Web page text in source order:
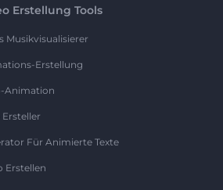
Erstellung Tools
Musikvisualisierer
Erstellung
Animation
Für Animierte Texte
Erstellen